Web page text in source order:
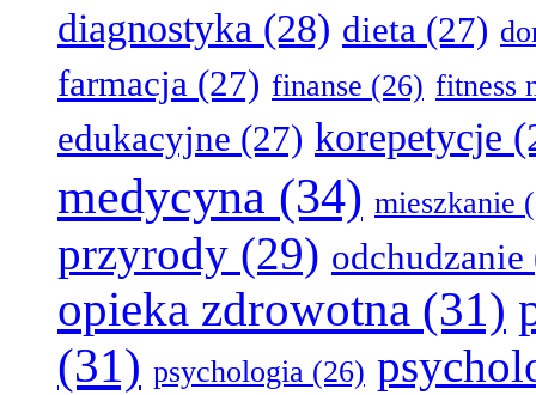
diagnostyka (28) dieta (27)
farmacja (27) finanse (26) fitness
edukacyjne (27) korepetycje
medycyna (34) mieszkanie
przyrody (29) odchudzanie
opieka zdrowotna (31)
(31) psychologia (26)